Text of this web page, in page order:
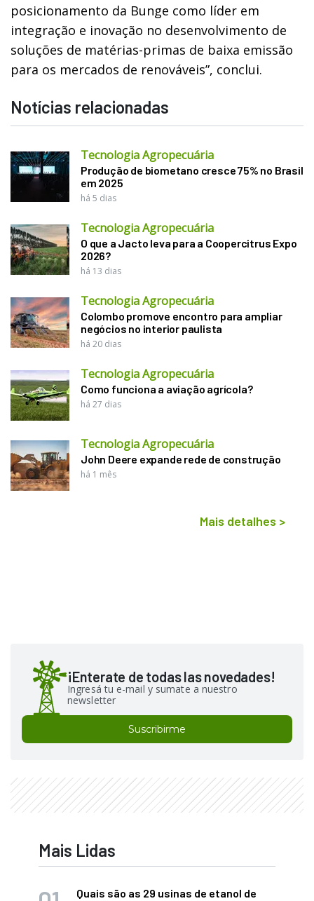
posicionamento da Bunge como líder em
integração e inovação no desenvolvimento de
soluções de matérias-primas de baixa emissão
para os mercados de renováveis”, conclui.
Notícias relacionadas
Tecnologia Agropecuária
Produção de biometano cresce 75% no Brasil
em 2025
há 5 dias
Tecnologia Agropecuária
O que a Jacto leva para a Coopercitrus Expo
2026?
há 13 dias
Tecnologia Agropecuária
Colombo promove encontro para ampliar
negócios no interior paulista
há 20 dias
Tecnologia Agropecuária
Como funciona a aviação agrícola?
há 27 dias
Tecnologia Agropecuária
John Deere expande rede de construção
há 1 mês
Mais detalhes >
¡Enterate de todas las novedades!
Ingresá tu e-mail y sumate a nuestro
newsletter
Suscribirme
Mais Lidas
Quais são as 29 usinas de etanol de